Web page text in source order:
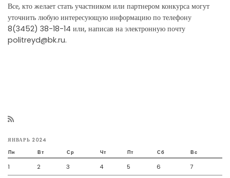
Все, кто желает стать участником или партнером конкурса могут
уточнить любую интересующую информацию по телефону
8(3452) 38-18-14 или, написав на электронную почту
politreyd@bk.ru.
ЯНВАРЬ 2024
Пн Вт Ср Чт Пт Сб Вс
1 2 3 4 5 6 7